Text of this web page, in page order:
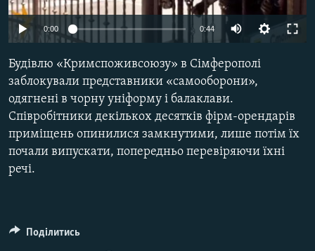
ВІДЕОУРОКИ «ELIFBE»
СВІДЧЕННЯ ОКУПАЦІЇ
УКРАЇНСЬКА ПРОБЛЕМА КРИМУ
ІНФОГРАФІКА
Русский
ДОЛУЧАЙСЯ!
Усі сайти RFE/RL
0:00 0:44
Будівлю «Кримспоживсоюзу» в Сімферополі
заблокували представники «самооборони»,
одягнені в чорну уніформу і балаклави.
Співробітники декількох десятків фірм-орендарів
приміщень опинилися замкнутими, лише потім їх
почали випускати, попередньо перевіряючи їхні
речі.
Поділитись